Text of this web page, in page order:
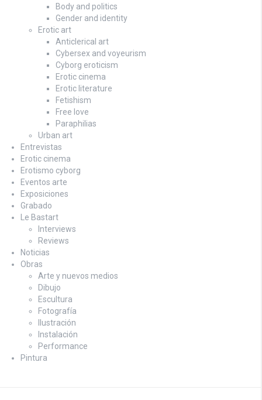
Body and politics
Gender and identity
Erotic art
Anticlerical art
Cybersex and voyeurism
Cyborg eroticism
Erotic cinema
Erotic literature
Fetishism
Free love
Paraphilias
Urban art
Entrevistas
Erotic cinema
Erotismo cyborg
Eventos arte
Exposiciones
Grabado
Le Bastart
Interviews
Reviews
Noticias
Obras
Arte y nuevos medios
Dibujo
Escultura
Fotografía
Ilustración
Instalación
Performance
Pintura